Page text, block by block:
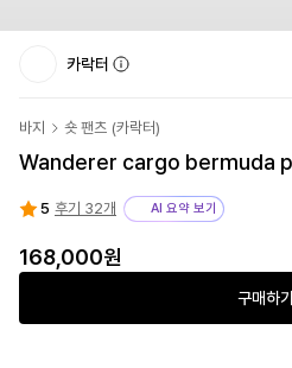
카락터
바지 숏 팬츠 (카락터)
Wanderer cargo bermuda
5 후기 32개 AI 요약 보기
168,000원
구매하기